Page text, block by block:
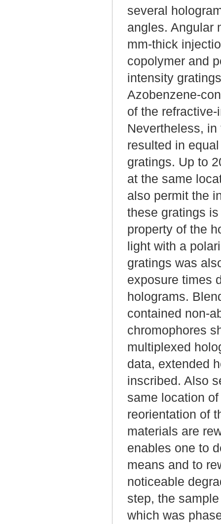
several
angles. Angular
mm-thick
copolymer and
intensity
Azobenzene-
of the
Nevertheless,
resulted in
gratings. Up to
at the same
also permit the
these gratings
property of the
light with a
gratings was
exposure times
holograms.
contained non-
chromophores
multiplexed
data, extended
inscribed. Also
same location
reorientation of
materials are
enables one to
means and to
noticeable
step, the
which was